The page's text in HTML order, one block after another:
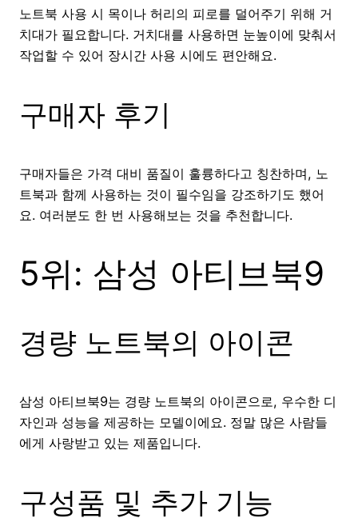
노트북 사용 시 목이나 허리의 피로를 덜어주기 위해 거
치대가 필요합니다. 거치대를 사용하면 눈높이에 맞춰서
작업할 수 있어 장시간 사용 시에도 편안해요.
구매자 후기
구매자들은 가격 대비 품질이 훌륭하다고 칭찬하며, 노
트북과 함께 사용하는 것이 필수임을 강조하기도 했어
요. 여러분도 한 번 사용해보는 것을 추천합니다.
5위: 삼성 아티브북9
경량 노트북의 아이콘
삼성 아티브북9는 경량 노트북의 아이콘으로, 우수한 디
자인과 성능을 제공하는 모델이에요. 정말 많은 사람들
에게 사랑받고 있는 제품입니다.
구성품 및 추가 기능